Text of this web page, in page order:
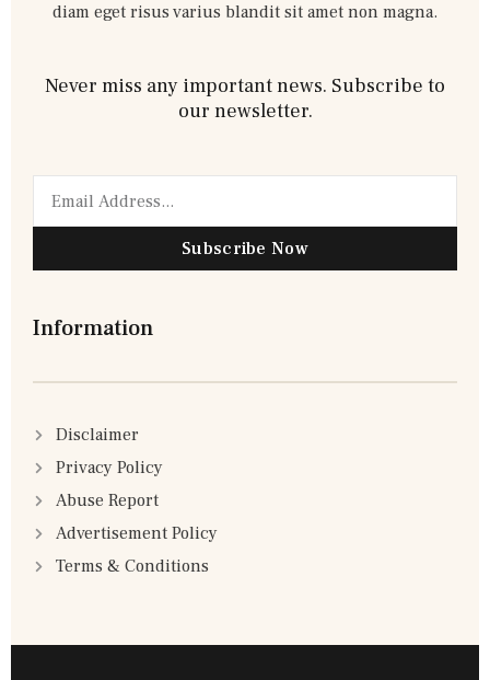
diam eget risus varius blandit sit amet non magna.
Never miss any important news. Subscribe to
our newsletter.
Subscribe Now
Information
Disclaimer
Privacy Policy
Abuse Report
Advertisement Policy
Terms & Conditions